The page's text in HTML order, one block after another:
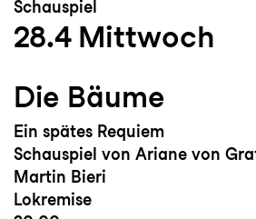
Schauspiel
28.4 Mittwoch
Die Bäume
Ein spätes Requiem
Schauspiel von Ariane von
Martin Bieri
Lokremise